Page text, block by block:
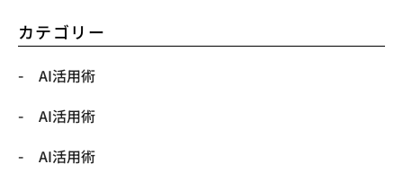
カテゴリー
AI活用術
AI活用術
AI活用術